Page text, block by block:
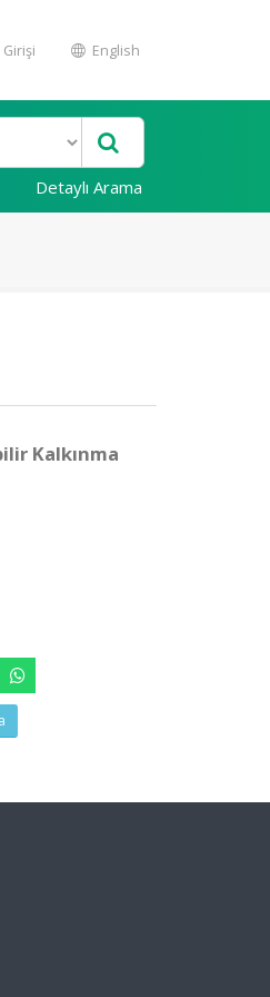
Girişi English
Detaylı Arama
Kalkınma